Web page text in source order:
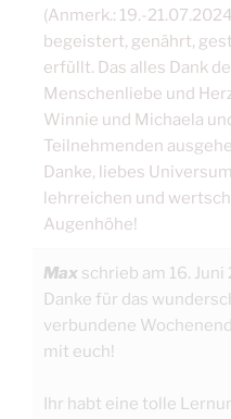
(Anmerk.: 19.-
begeistert, genährt,
erfüllt. Das alles Dank
Menschenliebe und
Winnie und Michaela
Teilnehmenden
Danke, liebes
lehrreichen und
Augenhöhe!
Max schrieb am 16.
Danke für das
verbundene
mit euch!
Ihr habt eine tolle